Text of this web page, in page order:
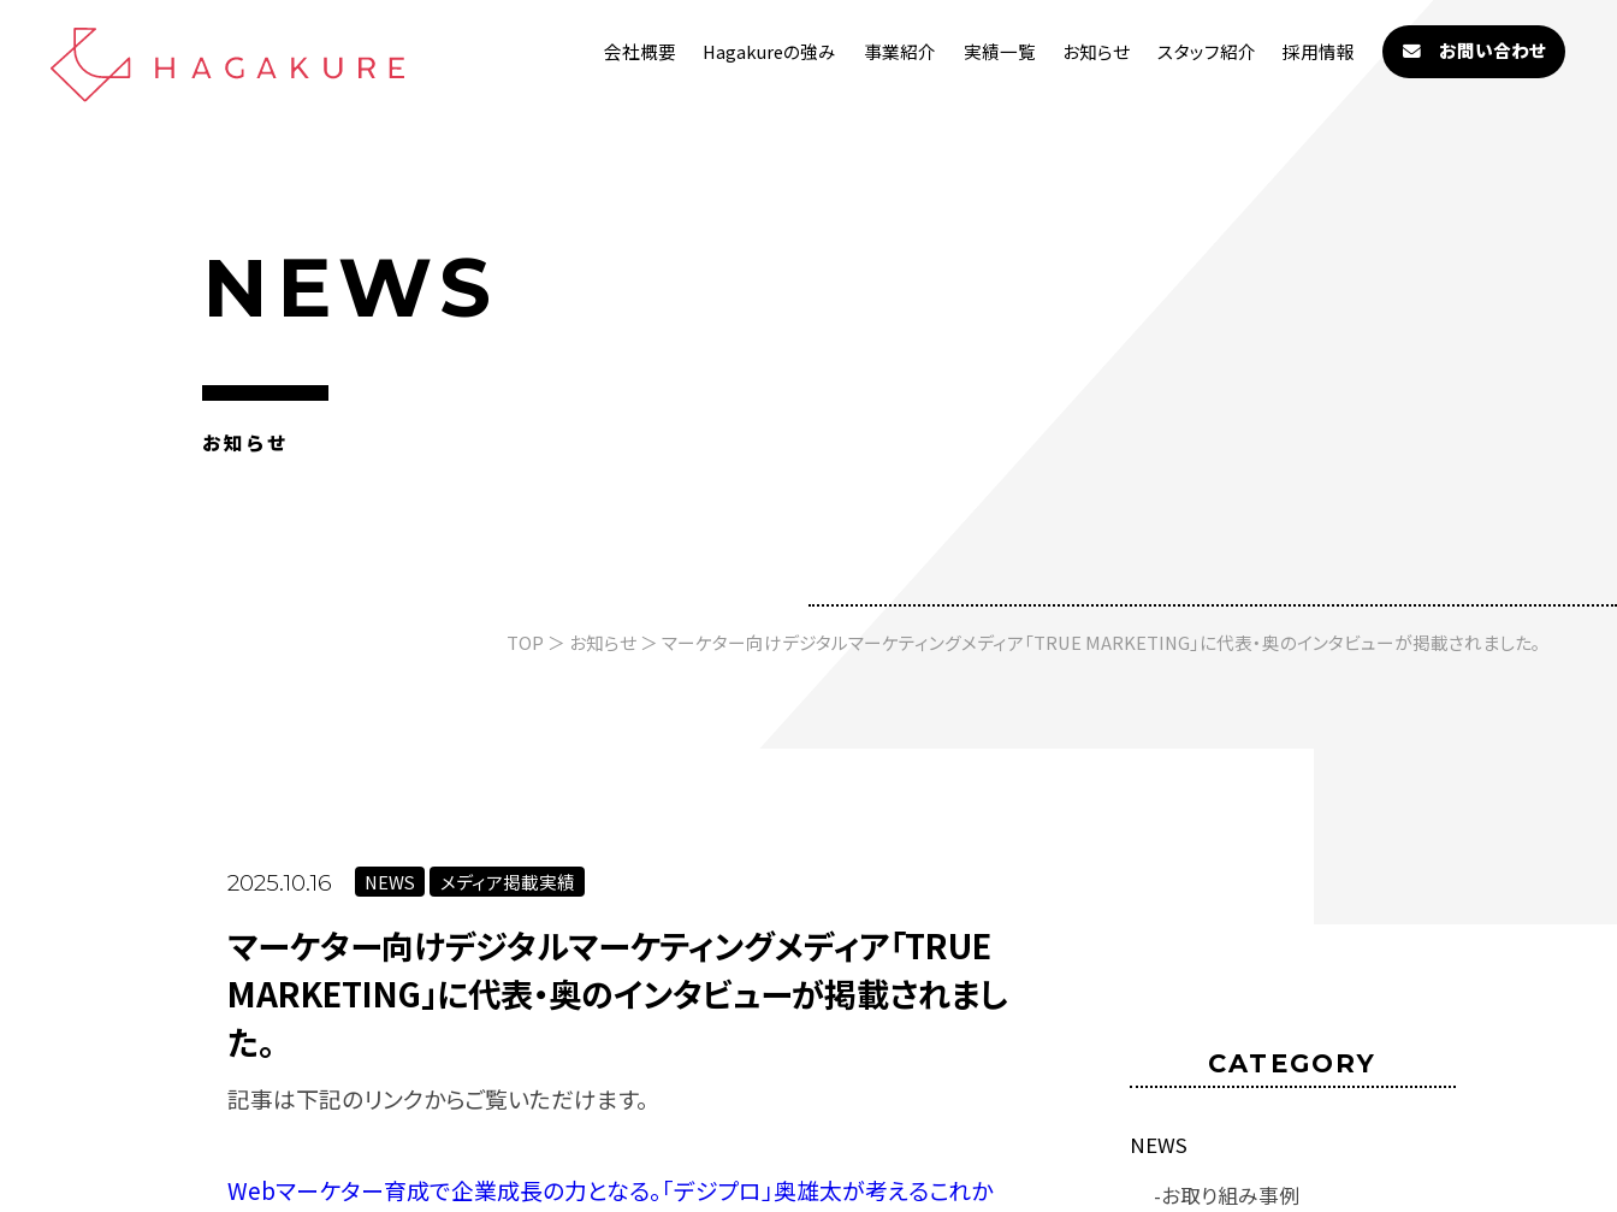
会社概要 Hagakureの強み 事業紹介 実績一覧 お知らせ スタッフ紹介 採用情報 お問い合わせ
NEWS
お知らせ
TOP ＞ お知らせ ＞ マーケター向けデジタルマーケティングメディア「TRUE MARKETING」に代表・奥のインタビューが掲載されました。
2025.10.16 NEWS メディア掲載実績
マーケター向けデジタルマーケティングメディア「TRUE
MARKETING」に代表・奥のインタビューが掲載されまし
た。
記事は下記のリンクからご覧いただけます。
Webマーケター育成で企業成長の力となる。「デジプロ」奥雄太が考えるこれか
CATEGORY
NEWS
お取り組み事例